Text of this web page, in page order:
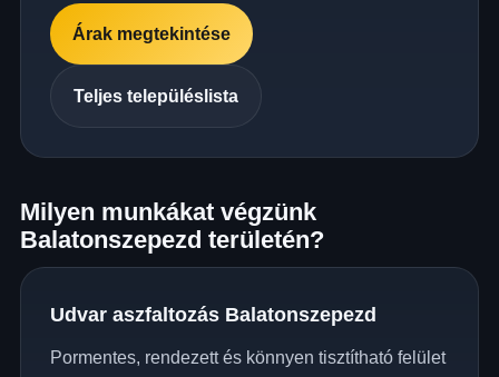
Árak megtekintése
Teljes településlista
Milyen munkákat végzünk
Balatonszepezd területén?
Udvar aszfaltozás Balatonszepezd
Pormentes, rendezett és könnyen tisztítható felület